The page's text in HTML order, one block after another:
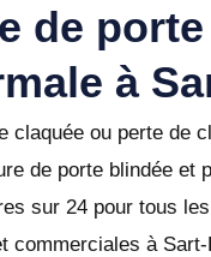
de
à
claquée ou perte de
de porte blindée et
sur 24 pour tous
commerciales à Sart-